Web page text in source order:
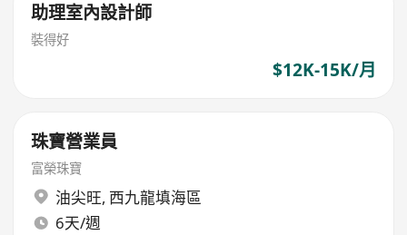
助理室內設計師
裝得好
$12K-15K/月
珠寶營業員
富榮珠寶
油尖旺, 西九龍填海區
6天/週